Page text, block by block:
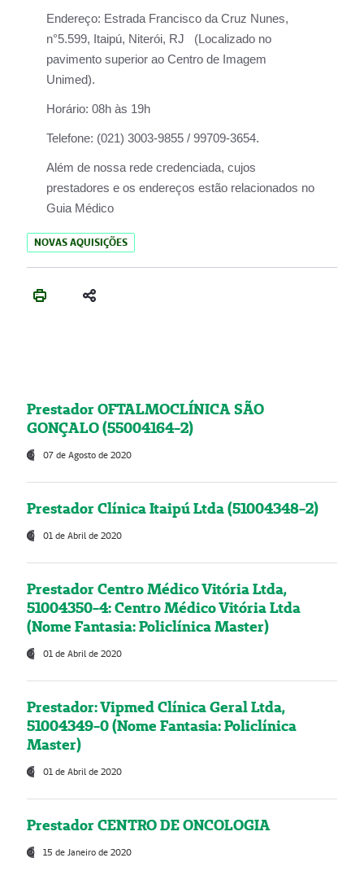
Endereço: Estrada Francisco da Cruz Nunes,
n°5.599, Itaipú, Niterói, RJ (Localizado no
pavimento superior ao Centro de Imagem
Unimed).
Horário: 08h às 19h
Telefone: (021) 3003-9855 / 99709-3654.
Além de nossa rede credenciada, cujos
prestadores e os endereços estão relacionados no
Guia Médico
NOVAS AQUISIÇÕES
Prestador OFTALMOCLÍNICA SÃO
GONÇALO (55004164-2)
07 de Agosto de 2020
Prestador Clínica Itaipú Ltda (51004348-2)
01 de Abril de 2020
Prestador Centro Médico Vitória Ltda,
51004350-4: Centro Médico Vitória Ltda
(Nome Fantasia: Policlínica Master)
01 de Abril de 2020
Prestador: Vipmed Clínica Geral Ltda,
51004349-0 (Nome Fantasia: Policlínica
Master)
01 de Abril de 2020
Prestador CENTRO DE ONCOLOGIA
15 de Janeiro de 2020